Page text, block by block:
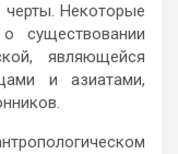
Некоторые
существовании
являющейся
и азиатами,